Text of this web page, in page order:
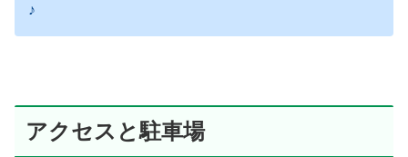
♪
アクセスと駐車場